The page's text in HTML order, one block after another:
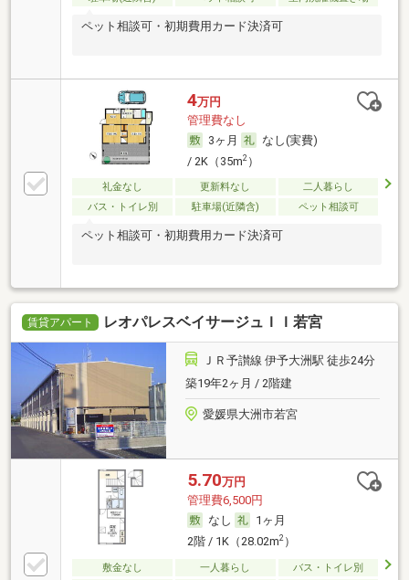
ペット相談可・初期費用カード決済可
4万円
管理費なし
3ヶ月
なし(実費)
/ 2K（35m2）
礼金なし 更新料なし
二人暮らし
バス・トイレ別
駐車場(近隣含) ペット相談可
ペット相談可・初期費用カード決済可
賃貸アパート レオパレスベイサージュＩＩ若宮
ＪＲ予讃線 伊予大洲駅 徒歩24分
築19年2ヶ月 / 2階建
愛媛県大洲市若宮
5.70万円
管理費6,500円
なし
1ヶ月
2階 / 1K（28.02m2）
敷金なし 一人暮らし
バス・トイレ別